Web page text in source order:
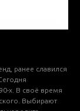
ранее славился
х. В своё время
Выбирают